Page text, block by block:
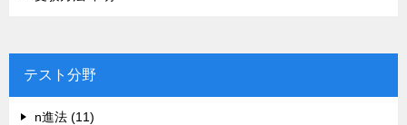
テスト分野
n進法 (11)